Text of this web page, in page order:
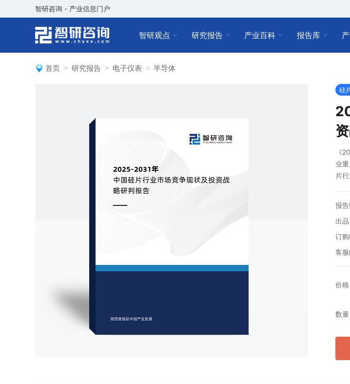
智研咨询 - 产业信息门户
智研观点 研究报告 产业百科 报告库
首页 研究报告 电子仪表 半导体
硅
《
业
片
报
出
订
客
价格
数量